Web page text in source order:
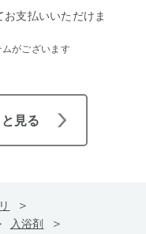
支払いいただけま
がございます
見る
入浴剤